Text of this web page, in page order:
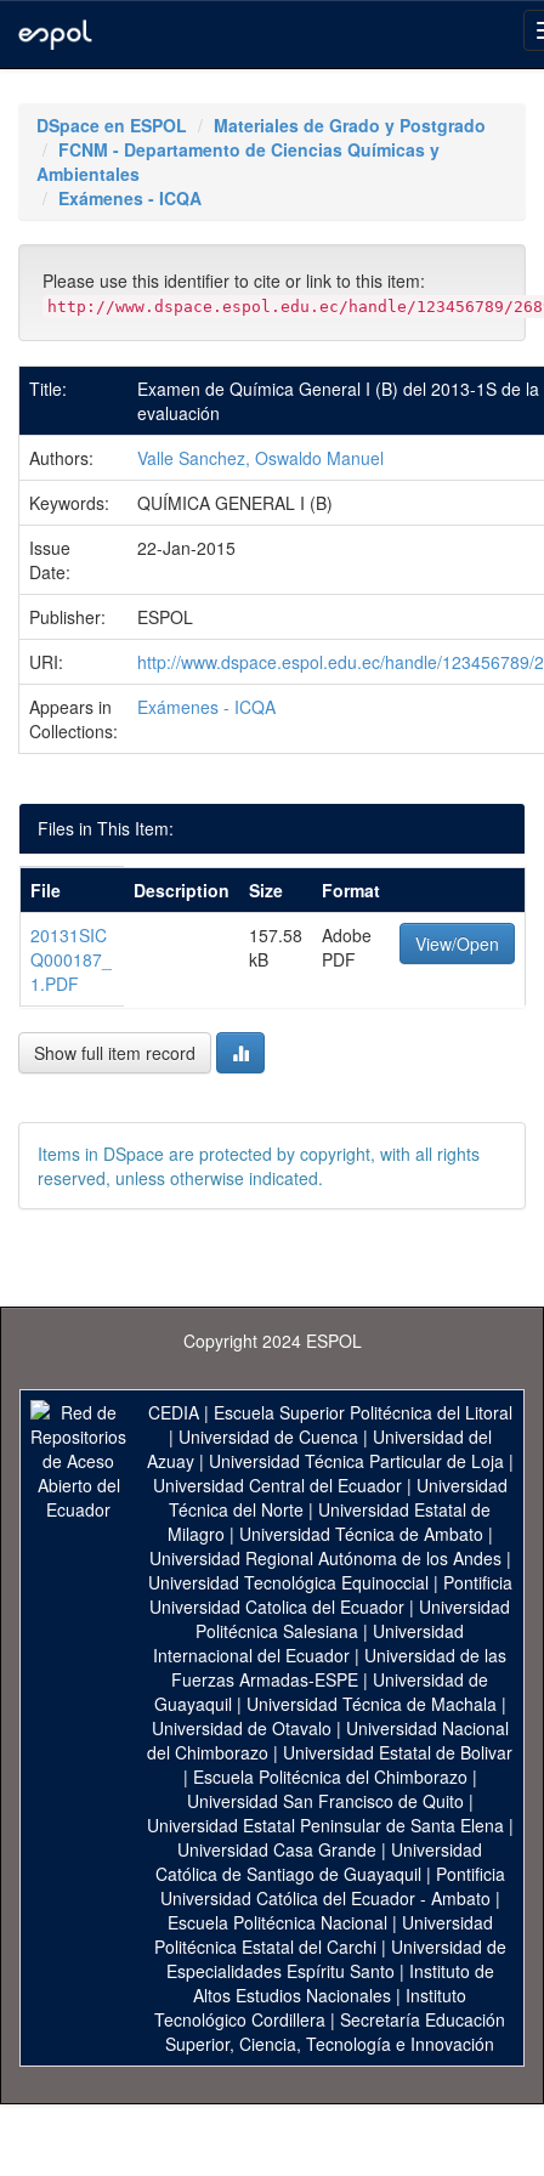
navigationDSpace en ESPOL
Materiales de Grado y Postgrado
FCNM - Departamento de Ciencias Químicas y
Ambientales
Exámenes - ICQA
Please use this identifier to cite or link to this item:
http://www.dspace.espol.edu.ec/handle/123456789/
Title:
Examen de Química General I (B) del 2013-1S de la
evaluación
Authors:
Valle Sanchez, Oswaldo Manuel
Keywords:
QUÍMICA GENERAL I (B)
Issue
Date:
22-Jan-2015
Publisher:
ESPOL
URI:
http://www.dspace.espol.edu.ec/handle/123456789/
Appears in
Collections:
Exámenes - ICQA
Files in This Item:
File Description Size
Format
20131SIC
Q000187_
1.PDF
157.58
kB
Adobe
PDF
View/Open
Show full item record
Items in DSpace are protected by copyright, with all rights
reserved, unless otherwise indicated.
Copyright 2024 ESPOL
CEDIA| Escuela Superior Politécnica del Litoral
| Universidad de Cuenca| Universidad del
Azuay| Universidad Técnica Particular de Loja|
Universidad Central del Ecuador| Universidad
Técnica del Norte | Universidad Estatal de
Milagro | Universidad Técnica de Ambato |
Universidad Regional Autónoma de los Andes|
Universidad Tecnológica Equinoccial| Pontificia
Universidad Catolica del Ecuador | Universidad
Politécnica Salesiana | Universidad
Internacional del Ecuador | Universidad de las
Fuerzas Armadas-ESPE | Universidad de
Guayaquil| Universidad Técnica de Machala|
Universidad de Otavalo | Universidad Nacional
del Chimborazo | Universidad Estatal de Bolivar
| Escuela Politécnica del Chimborazo |
Universidad San Francisco de Quito |
Universidad Estatal Peninsular de Santa Elena|
Universidad Casa Grande | Universidad
Católica de Santiago de Guayaquil| Pontificia
Universidad Católica del Ecuador - Ambato |
Escuela Politécnica Nacional| Universidad
Politécnica Estatal del Carchi| Universidad de
Especialidades Espíritu Santo | Instituto de
Altos Estudios Nacionales | Instituto
Tecnológico Cordillera | Secretaría Educación
Superior, Ciencia, Tecnología e Innovación